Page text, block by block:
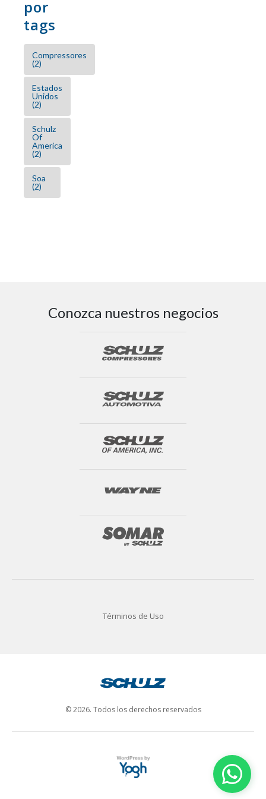
por
tags
Compressores
(2)
Estados
Unidos
(2)
Schulz
Of
America
(2)
Soa
(2)
Conozca nuestros negocios
Términos de Uso
© 2026. Todos los derechos reservados